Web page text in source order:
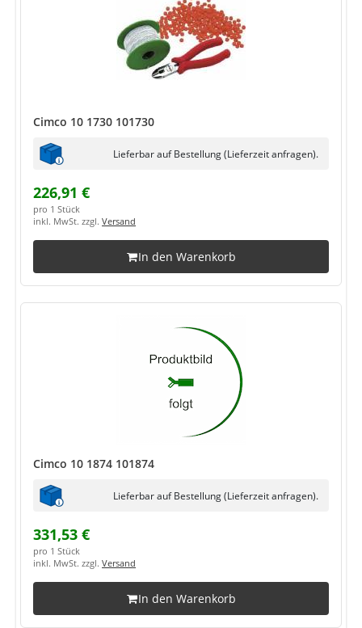
Cimco 10 1730 101730
Lieferbar auf Bestellung (Lieferzeit anfragen).
226,91 €
pro 1 Stück
inkl. MwSt. zzgl. Versand
In den Warenkorb
Cimco 10 1874 101874
Lieferbar auf Bestellung (Lieferzeit anfragen).
331,53 €
pro 1 Stück
inkl. MwSt. zzgl. Versand
In den Warenkorb